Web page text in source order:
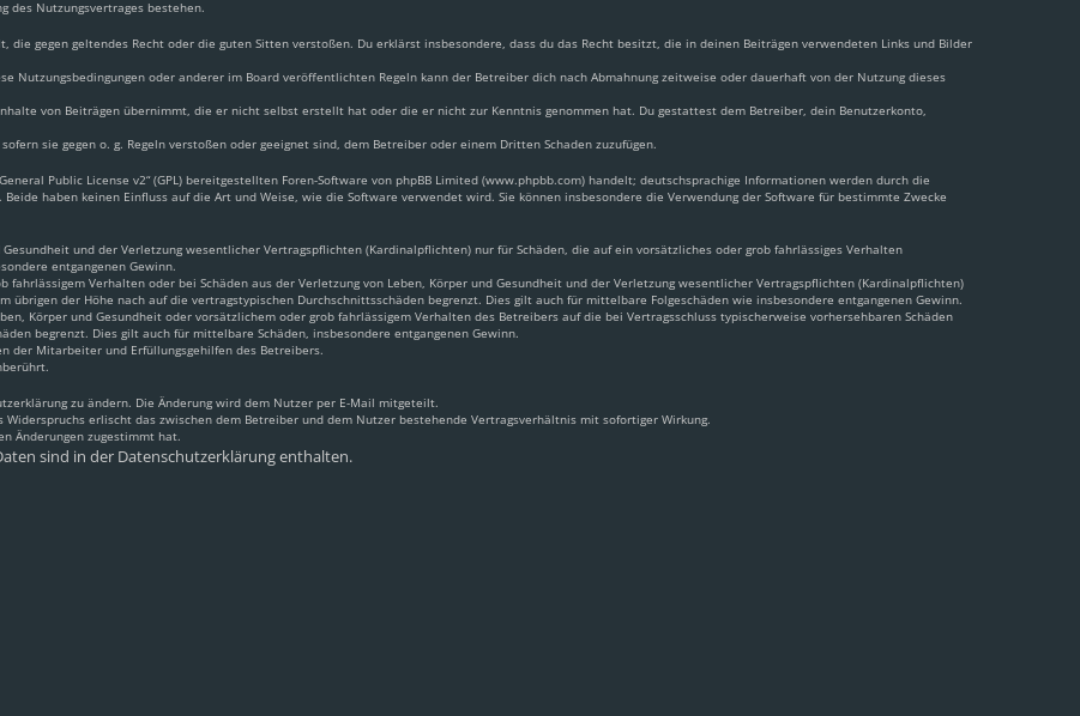
des Nutzungsvertrages bestehen.
gegen geltendes Recht oder die guten Sitten verstoßen. Du erklärst insbesondere, dass du das Recht besitzt, die in deinen Beiträgen verwendeten Links und Bilder
Nutzungsbedingungen oder anderer im Board veröffentlichten Regeln kann der Betreiber dich nach Abmahnung zeitweise oder dauerhaft von der Nutzung dieses
von Beiträgen übernimmt, die er nicht selbst erstellt hat oder die er nicht zur Kenntnis genommen hat. Du gestattest dem Betreiber, dein Benutzerkonto,
sie gegen o. g. Regeln verstoßen oder geeignet sind, dem Betreiber oder einem Dritten Schaden zuzufügen.
Public License v2“ (GPL) bereitgestellten Foren-Software von phpBB Limited (www.phpbb.com) handelt; deutschsprachige Informationen werden durch die
haben keinen Einfluss auf die Art und Weise, wie die Software verwendet wird. Sie können insbesondere die Verwendung der Software für bestimmte Zwecke
und der Verletzung wesentlicher Vertragspflichten (Kardinalpflichten) nur für Schäden, die auf ein vorsätzliches oder grob fahrlässiges Verhalten
entgangenen Gewinn.
Verhalten oder bei Schäden aus der Verletzung von Leben, Körper und Gesundheit und der Verletzung wesentlicher Vertragspflichten (Kardinalpflichten)
übrigen der Höhe nach auf die vertragstypischen Durchschnittsschäden begrenzt. Dies gilt auch für mittelbare Folgeschäden wie insbesondere entgangenen Gewinn.
Körper und Gesundheit oder vorsätzlichem oder grob fahrlässigem Verhalten des Betreibers auf die bei Vertragsschluss typischerweise vorhersehbaren Schäden
begrenzt. Dies gilt auch für mittelbare Schäden, insbesondere entgangenen Gewinn.
der Mitarbeiter und Erfüllungsgehilfen des Betreibers.
zu ändern. Die Änderung wird dem Nutzer per E-Mail mitgeteilt.
erlischt das zwischen dem Betreiber und dem Nutzer bestehende Vertragsverhältnis mit sofortiger Wirkung.
Änderungen zugestimmt hat.
sind in der Datenschutzerklärung enthalten.